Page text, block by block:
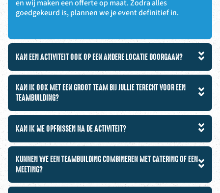
en wij maken een offerte op maat. Zodra alles
goedgekeurd is, plannen we je event definitief in.
KAN EEN ACTIVITEIT OOK OP EEN ANDERE LOCATIE DOORGAAN?
KAN IK OOK MET EEN GROOT TEAM BIJ JULLIE TERECHT VOOR EEN
TEAMBUILDING?
KAN IK ME OPFRISSEN NA DE ACTIVITEIT?
KUNNEN WE EEN TEAMBUILDING COMBINEREN MET CATERING OF EEN
MEETING?